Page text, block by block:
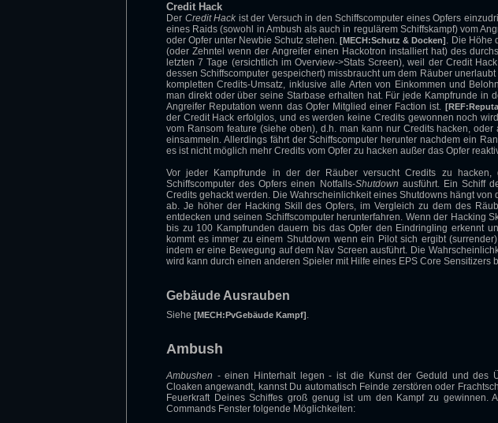
Credit Hack
Der Credit Hack ist der Versuch in den Schiffscomputer eines Opfers
eines Raids (sowohl in Ambush als auch in regulärem Schiffskampf) vom
oder Opfer unter Newbie Schutz stehen.[MECH:Schutz & Docken]. Die Höhe
(oder Zehntel wenn der Angreifer einen Hackotron installiert hat) des
letzten 7 Tage (ersichtlich im Overview->Stats Screen), weil der Credit
dessen Schiffscomputer gespeichert) missbraucht um dem Räuber
kompletten Credits-Umsatz, inklusive alle Arten von Einkommen und
man direkt oder über seine Starbase erhalten hat. Für jede Kampfrunde in
Angreifer Reputation wenn das Opfer Mitglied einer Faction ist.
der Credit Hack erfolglos, und es werden keine Credits gewonnen noch
vom Ransom feature (siehe oben), d.h. man kann nur Credits hacken,
einsammeln. Allerdings fährt der Schiffscomputer herunter nachdem ein
es ist nicht möglich mehr Credits vom Opfer zu hacken außer das Opfer
Vor jeder Kampfrunde in der der Räuber versucht Credits zu
Schiffscomputer des Opfers einen Notfalls-Shutdown ausführt. Ein Schiff
Credits gehackt werden. Die Wahrscheinlichkeit eines Shutdowns hängt
ab. Je höher der Hacking Skill des Opfers, im Vergleich zu dem des
entdecken und seinen Schiffscomputer herunterfahren. Wenn der Hacking
bis zu 100 Kampfrunden dauern bis das Opfer den Eindringling erkennt
kommt es immer zu einem Shutdown wenn ein Pilot sich ergibt
indem er eine Bewegung auf dem Nav Screen ausführt. Die
wird kann durch einen anderen Spieler mit Hilfe eines EPS Core Sensitizers
Gebäude Ausrauben
Siehe [MECH:PvGebäude Kampf].
Ambush
Ambushen - einen Hinterhalt legen - ist die Kunst der Geduld und des
Cloaken angewandt, kannst Du automatisch Feinde zerstören oder
Feuerkraft Deines Schiffes groß genug ist um den Kampf zu gewinnen.
Commands Fenster folgende Möglichkeiten: